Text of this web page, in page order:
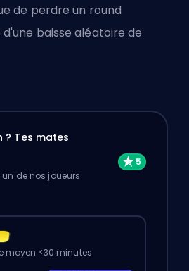
de perdre un round
baisse aléatoire de
? Tes mates
de nos joueurs
moyen <30 minutes